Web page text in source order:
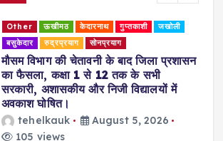
Other ऊखीमठ केदारनाथ गुप्तकाशी
जखोली
बसुकेदार
रुद्रप्रयाग सोनप्रयाग
मौसम विभाग की चेतावनी के बाद जिला प्रशासन
का फैसला, कक्षा 1 से 12 तक के सभी
सरकारी, अशासकीय और निजी विद्यालयों में
अवकाश घोषित।
tehelkauk
August 5, 2026
105 views